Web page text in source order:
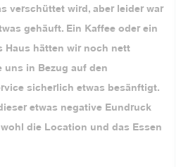
verschüttet wird, aber leider war
gehäuft. Ein Kaffee oder ein
Haus hätten wir noch nett
in Bezug auf den
sicherlich etwas besänftigt.
etwas negative Eundruck
die Location und das Essen